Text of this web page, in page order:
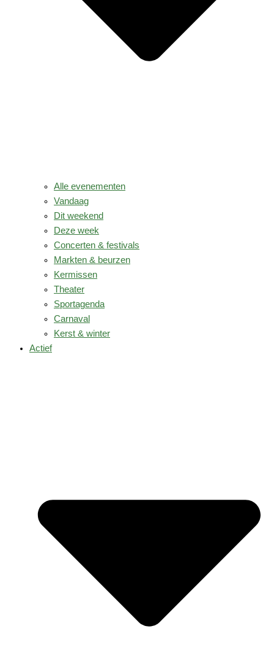
Alle evenementen
Vandaag
Dit weekend
Deze week
Concerten & festivals
Markten & beurzen
Kermissen
Theater
Sportagenda
Carnaval
Kerst & winter
Actief